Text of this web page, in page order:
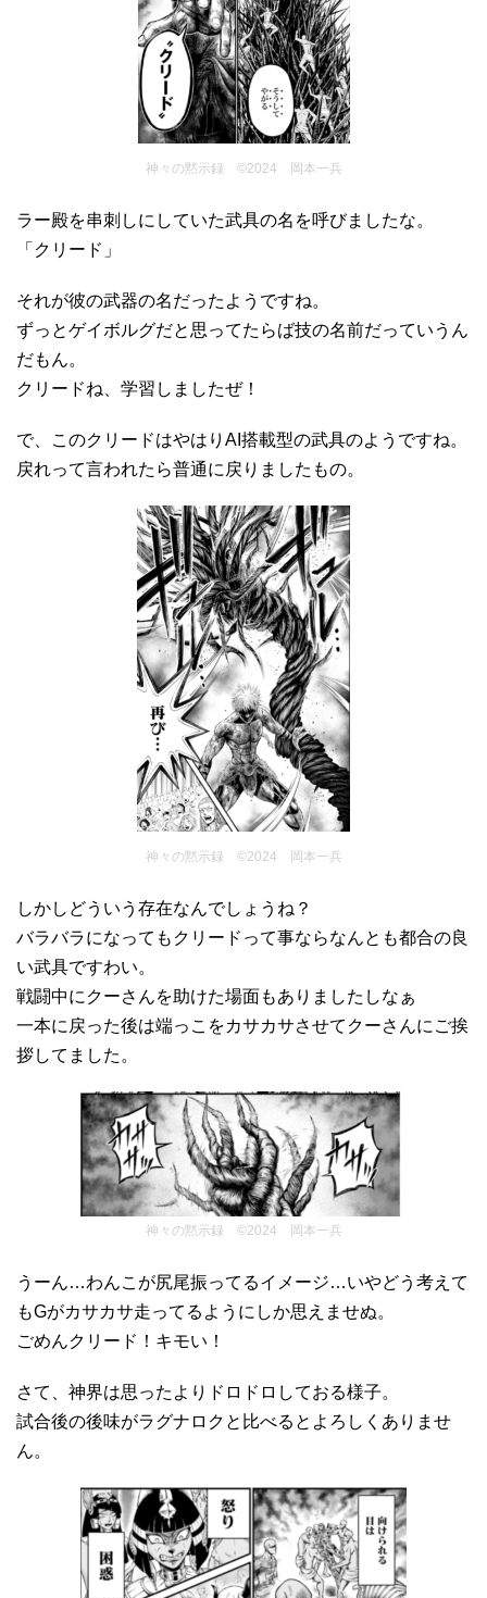
神々の黙示録 ©2024 岡本一兵
ラー殿を串刺しにしていた武具の名を呼びましたな。
「クリード」
それが彼の武器の名だったようですね。
ずっとゲイボルグだと思ってたらば技の名前だっていうん
だもん。
クリードね、学習しましたぜ！
で、このクリードはやはりAI搭載型の武具のようですね。
戻れって言われたら普通に戻りましたもの。
神々の黙示録 ©2024 岡本一兵
しかしどういう存在なんでしょうね？
バラバラになってもクリードって事ならなんとも都合の良
い武具ですわい。
戦闘中にクーさんを助けた場面もありましたしなぁ
一本に戻った後は端っこをカサカサさせてクーさんにご挨
拶してました。
神々の黙示録 ©2024 岡本一兵
うーん…わんこが尻尾振ってるイメージ…いやどう考えて
もGがカサカサ走ってるようにしか思えませぬ。
ごめんクリード！キモい！
さて、神界は思ったよりドロドロしておる様子。
試合後の後味がラグナロクと比べるとよろしくありませ
ん。